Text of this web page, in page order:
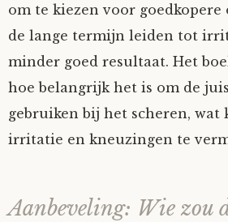
om te kiezen voor goedkopere
de lange termijn leiden tot
minder goed resultaat. Het
hoe belangrijk het is om de
gebruiken bij het scheren, wat
irritatie en kneuzingen te
Aanbeveling: Wie zou